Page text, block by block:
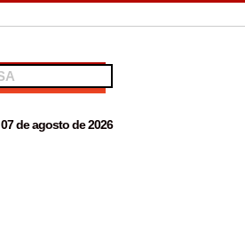
07 de agosto de 2026